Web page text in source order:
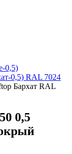
0,5)
0,5) RAL 7024
Бархат RAL
0,5